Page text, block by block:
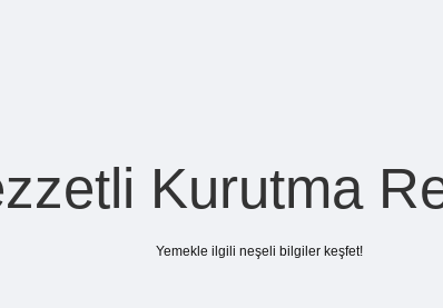
Kurutma
Yemekle ilgili neşeli bilgiler keşfet!